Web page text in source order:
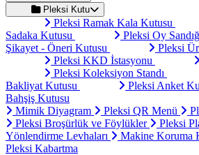
Pleksi Kutu
Pleksi Ramak Kala Kutusu
Sadaka Kutusu
Pleksi Oy
Şikayet - Öneri Kutusu
Pleksi
Pleksi KKD İstasyonu
Pleksi Koleksiyon Standı
Bakliyat Kutusu
Pleksi Anket
Bahşiş Kutusu
Mimik Diyagram
Pleksi QR Menü
Pleksi Broşürlük ve Föylükler
Pleksi
Yönlendirme Levhaları
Makine Koruma
Pleksi Kabartma